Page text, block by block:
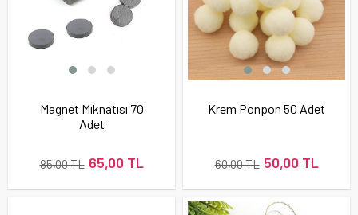
Magnet Mıknatısı 70
Adet
65,00 TL
85,00 TL
Krem Ponpon 50 Adet
50,00 TL
60,00 TL